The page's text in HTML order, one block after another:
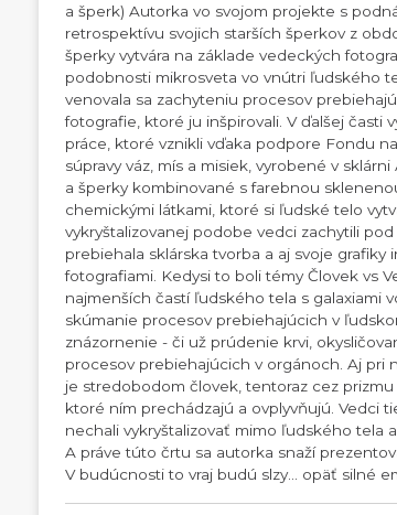
a šperk) Autorka vo svojom projekte s
retrospektívu svojich starších šperkov z
šperky vytvára na základe vedeckých
podobnosti mikrosveta vo vnútri ľudského
venovala sa zachyteniu procesov
fotografie, ktoré ju inšpirovali. V ďalšej časti
práce, ktoré vznikli vďaka podpore Fondu
súpravy váz, mís a misiek, vyrobené v
a šperky kombinované s farebnou
chemickými látkami, ktoré si ľudské telo
vykryštalizovanej podobe vedci zachytili
prebiehala sklárska tvorba a aj svoje
fotografiami. Kedysi to boli témy Človek vs
najmenších častí ľudského tela s galaxiami
skúmanie procesov prebiehajúcich v
znázornenie - či už prúdenie krvi,
procesov prebiehajúcich v orgánoch. Aj pri
je stredobodom človek, tentoraz cez
ktoré ním prechádzajú a ovplyvňujú. Vedci
nechali vykryštalizovať mimo ľudského tela
A práve túto črtu sa autorka snaží
V budúcnosti to vraj budú slzy... opäť silné